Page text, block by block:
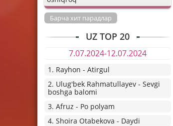
Барча хит парадлар
UZ TOP 20
7.07.2024-12.07.2024
1. Rayhon - Atirgul
2. Ulug'bek Rahmatullayev - Sevgi
boshga balomi
3. Afruz - Po polyam
4. Shoira Otabekova - Daydi